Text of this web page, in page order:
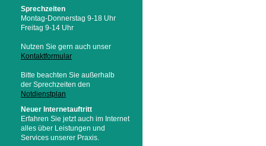
Sprechzeiten
Montag-Donnerstag 9-18 Uhr
Freitag 9-14 Uhr
Nutzen Sie gern auch unser
Kontaktformular
Bitte beachten Sie außerhalb
der Sprechzeiten den
Notdienstplan
Neuer Internetauftritt
Erfahren Sie jetzt auch im Internet
alles über Leistungen und
Services unserer Praxis.